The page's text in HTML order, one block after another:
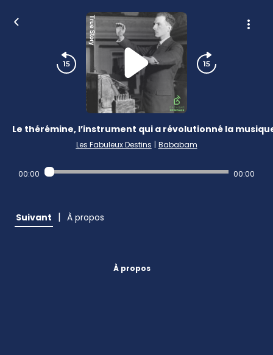
Le thérémine, l’instrument qui a révolutionné la
Les Fabuleux Destins | Bababam
00:00 00:00
Suivant | À propos
À propos